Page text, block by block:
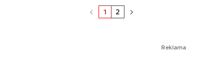
1 2
Reklama